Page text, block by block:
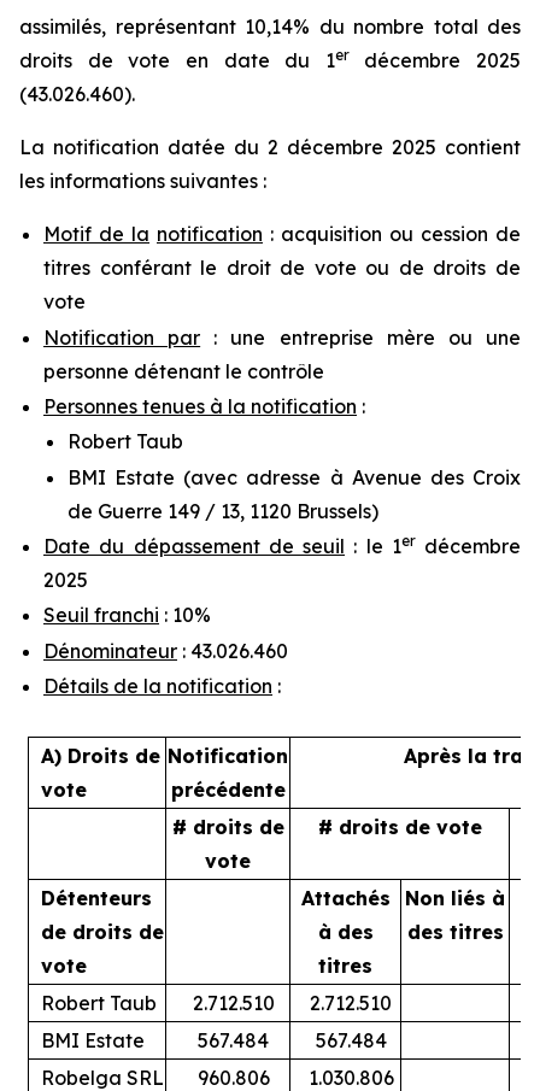
assimilés, représentant 10,14% du nombre total des
droits de vote en date du 1erdécembre 2025
(43.026.460).
La notification datée du 2 décembre 2025 contient
les informations suivantes :
Motif de la notification : acquisition ou cession de
titres conférant le droit de vote ou de droits de
vote
Notification par : une entreprise mère ou une
personne détenant le contrôle
Personnes tenues à la notification :
Robert Taub
BMI Estate (avec adresse à Avenue des Croix
de Guerre 149 / 13, 1120 Brussels)
Date du dépassement de seuil : le 1erdécembre
2025
Seuil franchi : 10%
Dénominateur : 43.026.460
Détails de la notification :
A) Droits de
vote
Notification
précédente
Après la
# droits de
vote
# droits de vote
Détenteurs
de droits de
vote
Attachés
à des
titres
Non liés à
des titres
Robert Taub 2.712.510
2.712.510
BMI Estate
567.484
567.484
Robelga SRL
960.806
1.030.806